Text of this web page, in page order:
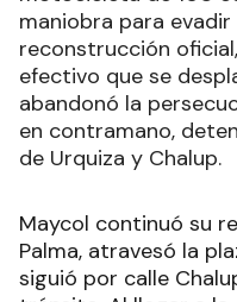
maniobra para
reconstrucción
efectivo que se
abandonó la
en contramano,
de Urquiza y Chalup.
Maycol continuó su
Palma, atravesó la
siguió por calle